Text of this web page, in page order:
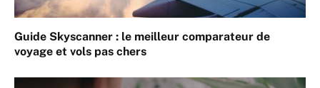
Guide Skyscanner : le meilleur comparateur de
voyage et vols pas chers